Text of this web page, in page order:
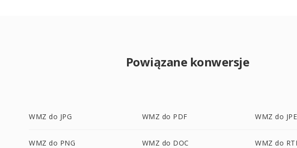
Powiązane konwersje
WMZ do JPG WMZ do PDF WMZ do
WMZ do PNG WMZ do DOC WMZ do